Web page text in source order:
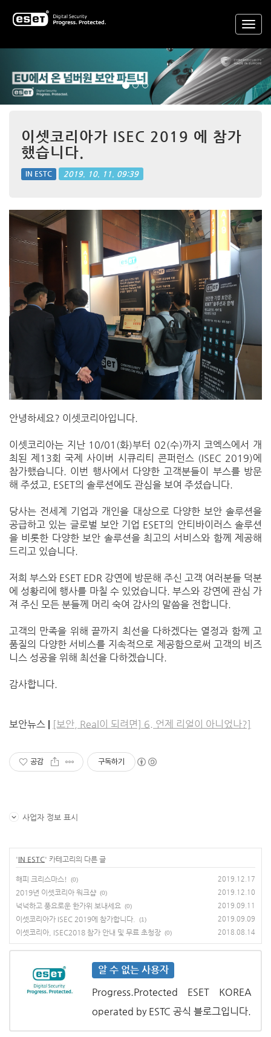
이셋코리아가 ISEC 2019 에 참가
했습니다.
IN ESTC 2019. 10. 11. 09:39
안녕하세요? 이셋코리아입니다.
이셋코리아는 지난 10/01(화)부터 02(수)까지 코엑스에서 개
최된 제13회 국제 사이버 시큐리티 콘퍼런스 (ISEC 2019)에
참가했습니다. 이번 행사에서 다양한 고객분들이 부스를 방문
해 주셨고, ESET의 솔루션에도 관심을 보여 주셨습니다.
당사는 전세계 기업과 개인을 대상으로 다양한 보안 솔루션을
공급하고 있는 글로벌 보안 기업 ESET의 안티바이러스 솔루션
을 비롯한 다양한 보안 솔루션을 최고의 서비스와 함께 제공해
드리고 있습니다.
저희 부스와 ESET EDR 강연에 방문해 주신 고객 여러분들 덕분
에 성황리에 행사를 마칠 수 있었습니다. 부스와 강연에 관심 가
져 주신 모든 분들께 머리 숙여 감사의 말씀을 전합니다.
고객의 만족을 위해 끝까지 최선을 다하겠다는 열정과 함께 고
품질의 다양한 서비스를 지속적으로 제공함으로써 고객의 비즈
니스 성공을 위해 최선을 다하겠습니다.
감사합니다.
보안뉴스 [보안, Real이 되려면] 6. 언제 리얼이 아니었나?]
공감 구독하기
사업자 정보 표시
'IN ESTC' 카테고리의 다른 글
해피 크리스마스! (0) 2019.12.17
2019년 이셋코리아 워크샵 (0) 2019.12.10
넉넉하고 풍요로운 한가위 보내세요 (0) 2019.09.11
이셋코리아가 ISEC 2019에 참가합니다. (1) 2019.09.09
이셋코리아, ISEC2018 참가 안내 및 무료 초청장 (0) 2018.08.14
알 수 없는 사용자
Progress.Protected ESET KOREA
operated by ESTC 공식 블로그입니다.